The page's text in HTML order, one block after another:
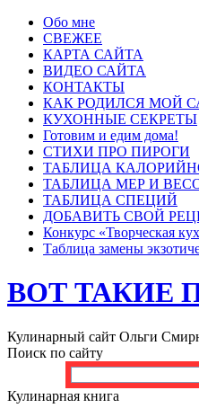
Обо мне
СВЕЖЕЕ
КАРТА САЙТА
ВИДЕО САЙТА
КОНТАКТЫ
КАК РОДИЛСЯ МОЙ
КУХОННЫЕ СЕКРЕТЫ
Готовим и едим дома!
СТИХИ ПРО ПИРОГИ
ТАБЛИЦА
ТАБЛИЦА МЕР И
ТАБЛИЦА СПЕЦИЙ
ДОБАВИТЬ СВОЙ
Конкурс «Творческая
Таблица замены
ВОТ ТАКИЕ
Кулинарный сайт Ольги
Поиск по сайту
Кулинарная книга